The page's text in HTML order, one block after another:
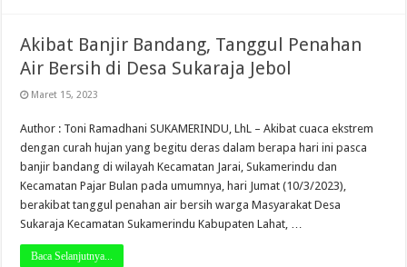
Akibat Banjir Bandang, Tanggul Penahan
Air Bersih di Desa Sukaraja Jebol
Maret 15, 2023
Author : Toni Ramadhani SUKAMERINDU, LhL – Akibat cuaca ekstrem
dengan curah hujan yang begitu deras dalam berapa hari ini pasca
banjir bandang di wilayah Kecamatan Jarai, Sukamerindu dan
Kecamatan Pajar Bulan pada umumnya, hari Jumat (10/3/2023),
berakibat tanggul penahan air bersih warga Masyarakat Desa
Sukaraja Kecamatan Sukamerindu Kabupaten Lahat, …
Baca Selanjutnya...